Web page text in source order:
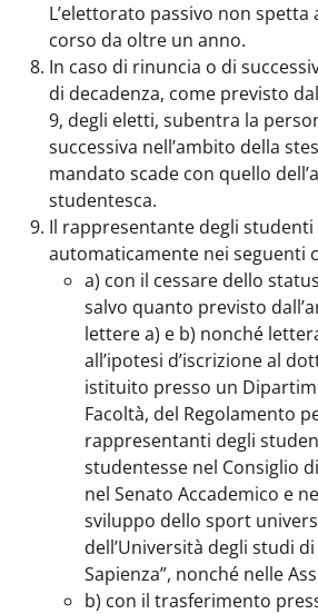
L’elettorato passivo non
corso da oltre un anno.
In caso di rinuncia o di
di decadenza, come previsto
9, degli eletti, subentra la
successiva nell’ambito della
mandato scade con quello
studentesca.
Il rappresentante degli studenti
automaticamente nei seguenti
a) con il cessare dello
salvo quanto previsto
lettere a) e b) nonché
all’ipotesi d’iscrizione al
istituito presso un
Facoltà, del Regolamento
rappresentanti degli
studentesse nel Consiglio
nel Senato Accademico e
sviluppo dello sport
dell’Università degli studi di
Sapienza”, nonché nelle
b) con il trasferimento